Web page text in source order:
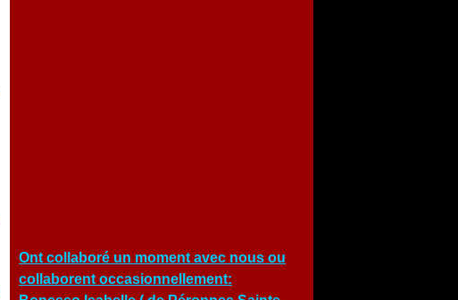
Ont collaboré un moment avec nous ou
collaborent occasionnellement: